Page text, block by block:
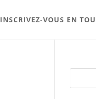
INSCRIVEZ-VOUS EN